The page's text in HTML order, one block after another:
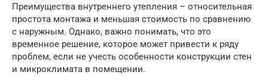
Преимущества внутреннего утепления – относительная
простота монтажа и меньшая стоимость по сравнению
с наружным. Однако, важно понимать, что это
временное решение, которое может привести к ряду
проблем, если не учесть особенности конструкции стен
и микроклимата в помещении.